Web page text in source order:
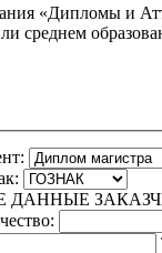
«Дипломы и
среднем
ДАННЫЕ